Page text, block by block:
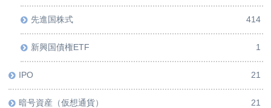
先進国株式 414
新興国債権ETF 1
IPO 21
暗号資産（仮想通貨） 21